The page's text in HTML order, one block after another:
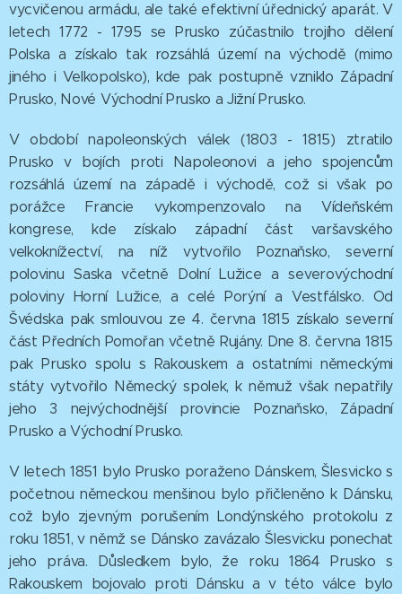
vycvičenou armádu, ale také efektivní úřednický aparát. V
letech 1772 - 1795 se Prusko zúčastnilo trojího dělení
Polska a získalo tak rozsáhlá území na východě (mimo
jiného i Velkopolsko), kde pak postupně vzniklo Západní
Prusko, Nové Východní Prusko a Jižní Prusko.
V období napoleonských válek (1803 - 1815) ztratilo
Prusko v bojích proti Napoleonovi a jeho spojencům
rozsáhlá území na západě i východě, což si však po
porážce Francie vykompenzovalo na Vídeňském
kongrese, kde získalo západní část varšavského
velkoknížectví, na níž vytvořilo Poznaňsko, severní
polovinu Saska včetně Dolní Lužice a severovýchodní
poloviny Horní Lužice, a celé Porýní a Vestfálsko. Od
Švédska pak smlouvou ze 4. června 1815 získalo severní
část Předních Pomořan včetně Rujány. Dne 8. června 1815
pak Prusko spolu s Rakouskem a ostatními německými
státy vytvořilo Německý spolek, k němuž však nepatřily
jeho 3 nejvýchodnější provincie Poznaňsko, Západní
Prusko a Východní Prusko.
V letech 1851 bylo Prusko poraženo Dánskem, Šlesvicko s
početnou německou menšinou bylo přičleněno k Dánsku,
což bylo zjevným porušením Londýnského protokolu z
roku 1851, v němž se Dánsko zavázalo Šlesvicku ponechat
jeho práva. Důsledkem bylo, že roku 1864 Prusko s
Rakouskem bojovalo proti Dánsku a v této válce bylo